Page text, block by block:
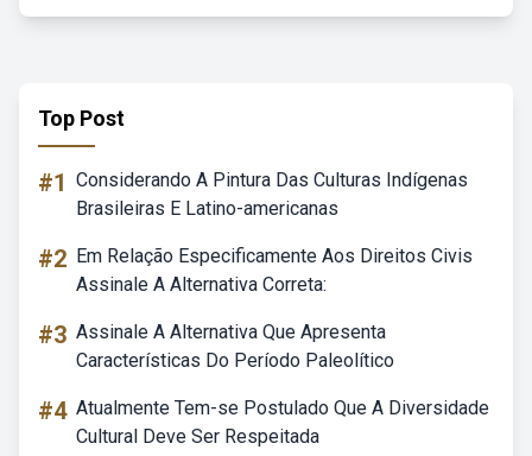
Top Post
#1 Considerando A Pintura Das Culturas Indígenas
Brasileiras E Latino-americanas
#2 Em Relação Especificamente Aos Direitos Civis
Assinale A Alternativa Correta:
#3 Assinale A Alternativa Que Apresenta
Características Do Período Paleolítico
#4 Atualmente Tem-se Postulado Que A Diversidade
Cultural Deve Ser Respeitada